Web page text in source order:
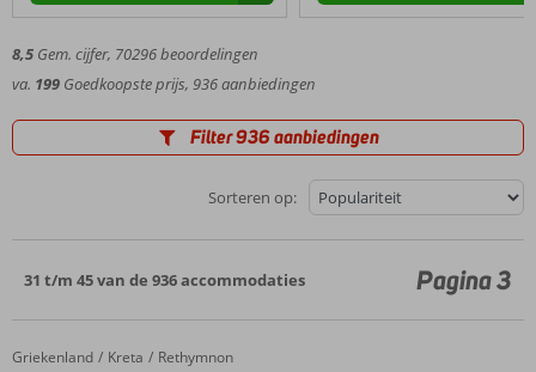
Vakantie
Griekenland:
genieten
op
Hoewel
zijn
stranden,
helderblauwe
vakantie
Griekse
8,5 Gem. cijfer, 70296beoordelingen
va. 199 Goedkoopste prijs, 936 aanbiedingen
Filter 936 aanbiedingen
Sorteren op:
31 t/m 45 van de 936 accommodaties Pagina 3
Home
Griekenland Kreta Rethymnon
Grecotel Creta Palace